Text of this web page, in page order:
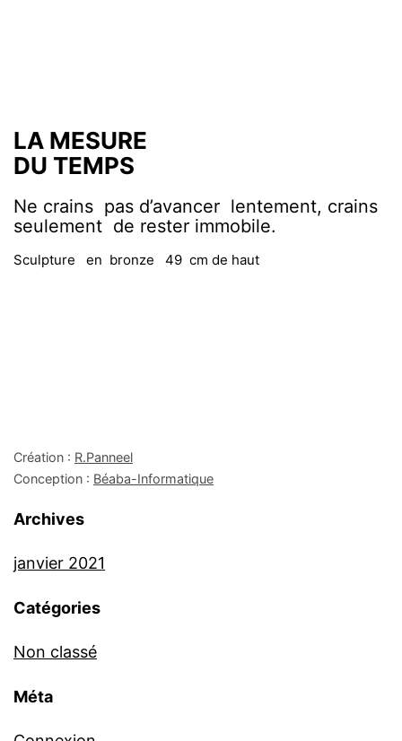
LA MESURE
DU TEMPS
Ne crains pas d’avancer lentement, crains
seulement de rester immobile.
Sculpture en bronze 49 cm de haut
Création : R.Panneel
Conception : Béaba-Informatique
Archives
janvier 2021
Catégories
Non classé
Méta